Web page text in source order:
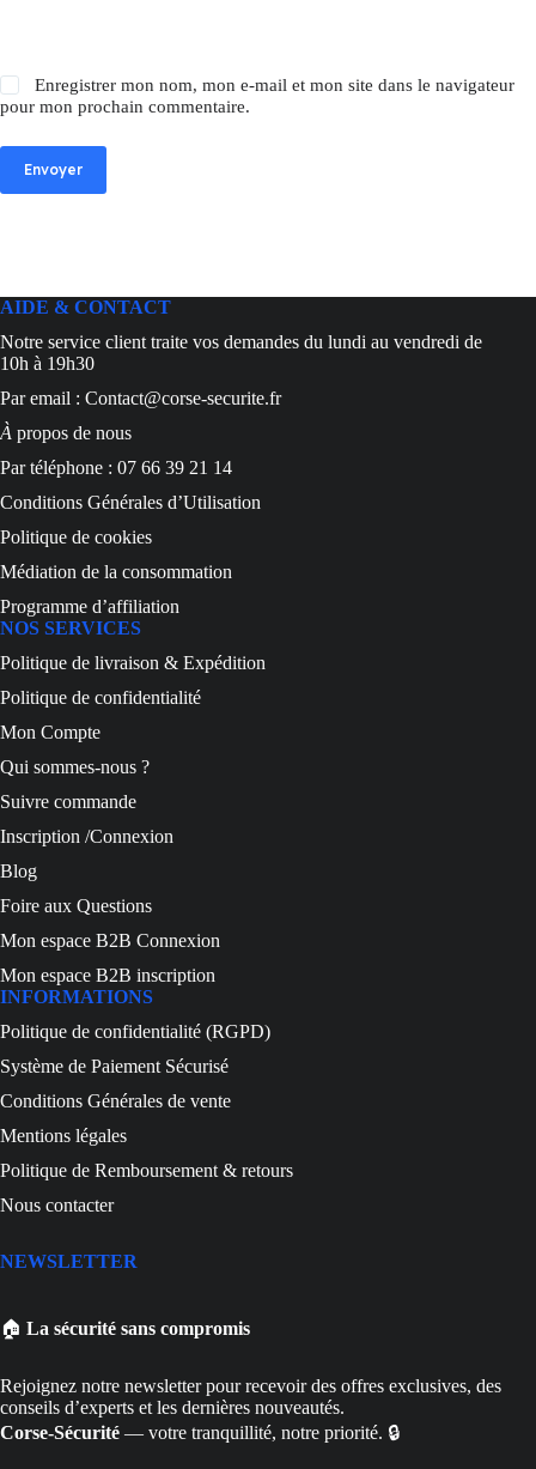
Enregistrer mon nom, mon e-mail et mon site dans le navigateur
pour mon prochain commentaire.
Envoyer
AIDE & CONTACT
Notre service client traite vos demandes du lundi au vendredi de
10h à 19h30
Par email : Contact@corse-securite.fr
À propos de nous
Par téléphone : 07 66 39 21 14
Conditions Générales d’Utilisation
Politique de cookies
Médiation de la consommation
Programme d’affiliation
NOS SERVICES
Politique de livraison & Expédition
Politique de confidentialité
Mon Compte
Qui sommes-nous ?
Suivre commande
Inscription /Connexion
Blog
Foire aux Questions
Mon espace B2B Connexion
Mon espace B2B inscription
INFORMATIONS
Politique de confidentialité (RGPD)
Système de Paiement Sécurisé
Conditions Générales de vente
Mentions légales
Politique de Remboursement & retours
Nous contacter
NEWSLETTER
🏠 La sécurité sans compromis
Rejoignez notre newsletter pour recevoir des offres exclusives, des
conseils d’experts et les dernières nouveautés.
Corse-Sécurité — votre tranquillité, notre priorité. 🔒